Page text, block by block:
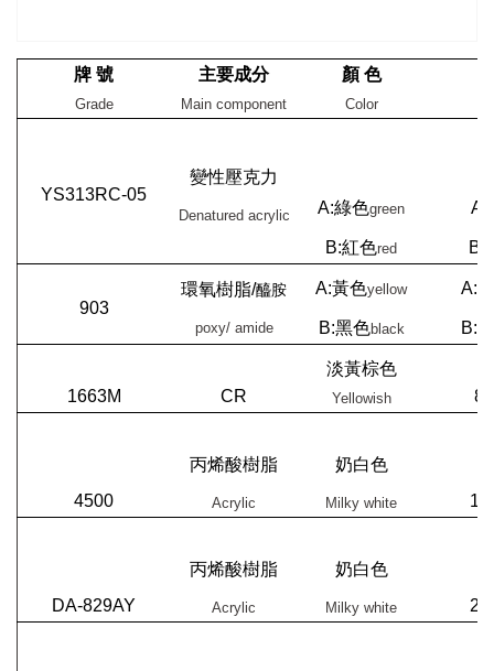
牌 號
Grade
主要成分
Main component
顏 色
Color
YS313RC-05
變性壓克力
Denatured acrylic A:綠色green
B:紅色red B:
903
環氧樹脂/醯胺
poxy/ amide
A:黃色yellow
B:黑色black
1663M CR
淡黃棕色
Yellowish
4500
丙烯酸樹脂
Acrylic
奶白色
Milky white
DA-829AY
丙烯酸樹脂
Acrylic
奶白色
Milky white